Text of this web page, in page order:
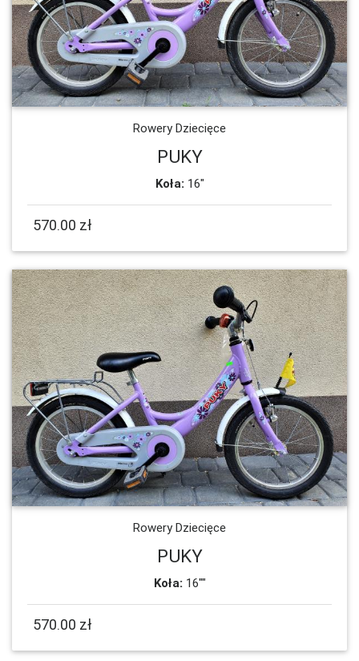
Rowery Dziecięce
PUKY
Koła: 16"
570.00 zł
Rowery Dziecięce
PUKY
Koła: 16""
570.00 zł